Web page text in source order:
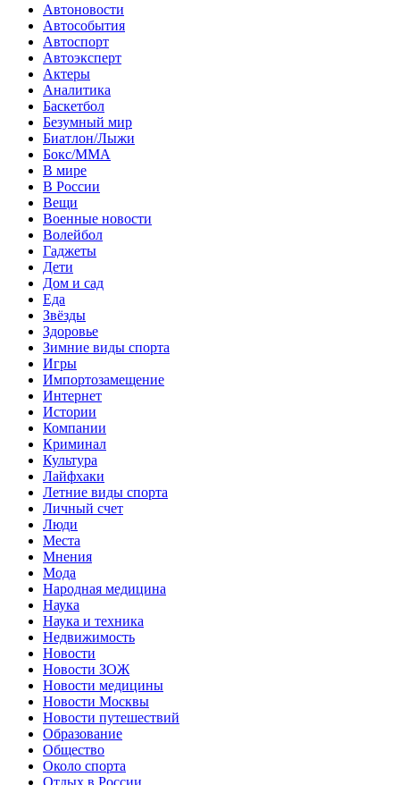
Автоновости
Автособытия
Автоспорт
Автоэксперт
Актеры
Аналитика
Баскетбол
Безумный мир
Биатлон/Лыжи
Бокс/MMA
В мире
В России
Вещи
Военные новости
Волейбол
Гаджеты
Дети
Дом и сад
Еда
Звёзды
Здоровье
Зимние виды спорта
Игры
Импортозамещение
Интернет
Истории
Компании
Криминал
Культура
Лайфхаки
Летние виды спорта
Личный счет
Люди
Места
Мнения
Мода
Народная медицина
Наука
Наука и техника
Недвижимость
Новости
Новости ЗОЖ
Новости медицины
Новости Москвы
Новости путешествий
Образование
Общество
Около спорта
Отдых в России